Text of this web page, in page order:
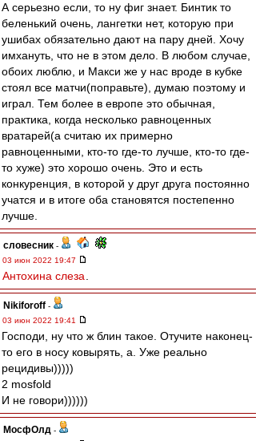
А серьезно если, то ну фиг знает. Бинтик то
беленький очень, лангетки нет, которую при
ушибах обязательно дают на пару дней. Хочу
имхануть, что не в этом дело. В любом случае,
обоих люблю, и Макси же у нас вроде в кубке
стоял все матчи(поправьте), думаю поэтому и
играл. Тем более в европе это обычная,
практика, когда несколько равноценных
вратарей(а считаю их примерно
равноценными, кто-то где-то лучше, кто-то где-
то хуже) это хорошо очень. Это и есть
конкуренция, в которой у друг друга постоянно
учатся и в итоге оба становятся постепенно
лучше.
словесник -
03 июн 2022 19:47
Антохина слеза
Nikiforoff -
03 июн 2022 19:41
Господи, ну что ж блин такое. Отучите наконец-
то его в носу ковырять, а. Уже реально
рецидивы)))))
2 mosfold
И не говори))))))
МосфОлд -